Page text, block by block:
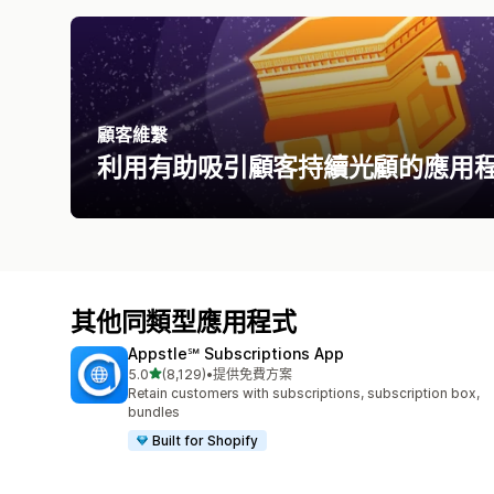
顧客維繫
利用有助吸引顧客持續光顧的應用
其他同類型應用程式
Appstle℠ Subscriptions App
5.0滿分 5 顆星
(8,129)
共有 8129 則評價
•提供免費方案
Retain customers with subscriptions, subscription box,
bundles
Built for Shopify